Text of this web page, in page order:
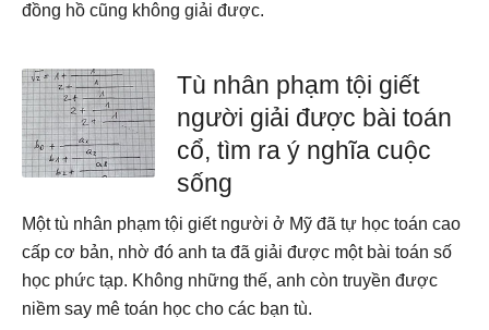
đồng hồ cũng không giải được.
Tù nhân phạm tội giết
người giải được bài toán
cổ, tìm ra ý nghĩa cuộc
sống
Một tù nhân phạm tội giết người ở Mỹ đã tự học toán cao
cấp cơ bản, nhờ đó anh ta đã giải được một bài toán số
học phức tạp. Không những thế, anh còn truyền được
niềm say mê toán học cho các bạn tù.